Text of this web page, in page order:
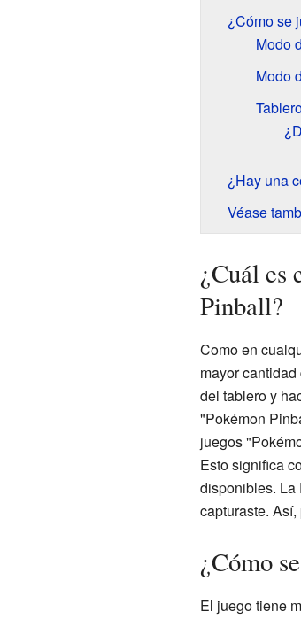
¿Cómo se
Modo
Modo
¿Hay una
Véase
¿Cuál es
Pinball?
Como en
mayor
del tablero y
"Pokémon
juegos
Esto significa
disponibles. La
capturaste.
¿Cómo
El juego tiene